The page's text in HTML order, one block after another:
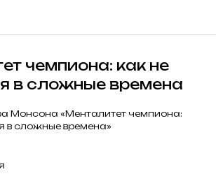
чемпиона: как не
в сложные времена
«Менталитет чемпиона:
в сложные времена»